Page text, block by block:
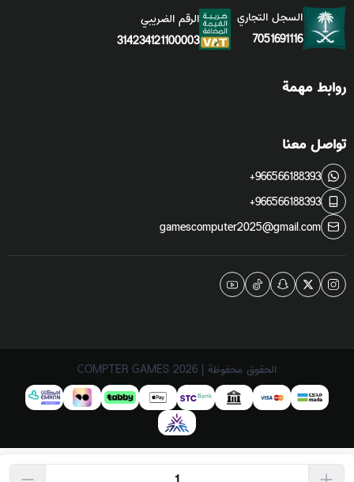
السجل التجاري
7051691116
الرقم الضريبي
314234121100003
روابط مهمة
تواصل معنا
+966566188393
+966566188393
gamescomputer2025@gmail.com
الحقوق محفوظة | 2026 COMPTER GAMES